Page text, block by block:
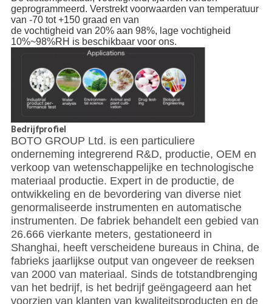
geprogrammeerd. Verstrekt voorwaarden van temperatuur
van -70 tot +150 graad en van
de vochtigheid van 20% aan 98%, lage vochtigheid
10%~98%RH is beschikbaar voor ons.
Bedrijfprofiel
BOTO GROUP Ltd. is een particuliere
onderneming integrerend R&D, productie, OEM en
verkoop van wetenschappelijke en technologische
materiaal productie. Expert in de productie, de
ontwikkeling en de bevordering van diverse niet
genormaliseerde instrumenten en automatische
instrumenten. De fabriek behandelt een gebied van
26.666 vierkante meters, gestationeerd in
Shanghai, heeft verscheidene bureaus in China, de
fabrieks jaarlijkse output van ongeveer de reeksen
van 2000 van materiaal. Sinds de totstandbrenging
van het bedrijf, is het bedrijf geëngageerd aan het
voorzien van klanten van kwaliteitsproducten en de